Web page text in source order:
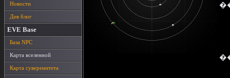
Новости
Дев блог
EVE Base
База NPC
Карта вселенной
Карта суверенитета